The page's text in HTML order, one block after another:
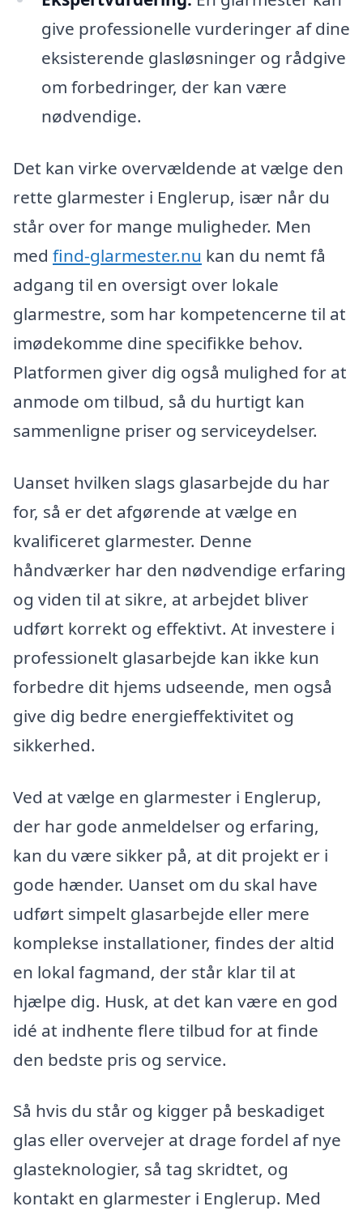
give professionelle vurderinger af dine
eksisterende glasløsninger og rådgive
om forbedringer, der kan være
nødvendige.
Det kan virke overvældende at vælge den
rette glarmester i Englerup, især når du
står over for mange muligheder. Men
med find-glarmester.nu kan du nemt få
adgang til en oversigt over lokale
glarmestre, som har kompetencerne til at
imødekomme dine specifikke behov.
Platformen giver dig også mulighed for at
anmode om tilbud, så du hurtigt kan
sammenligne priser og serviceydelser.
Uanset hvilken slags glasarbejde du har
for, så er det afgørende at vælge en
kvalificeret glarmester. Denne
håndværker har den nødvendige erfaring
og viden til at sikre, at arbejdet bliver
udført korrekt og effektivt. At investere i
professionelt glasarbejde kan ikke kun
forbedre dit hjems udseende, men også
give dig bedre energieffektivitet og
sikkerhed.
Ved at vælge en glarmester i Englerup,
der har gode anmeldelser og erfaring,
kan du være sikker på, at dit projekt er i
gode hænder. Uanset om du skal have
udført simpelt glasarbejde eller mere
komplekse installationer, findes der altid
en lokal fagmand, der står klar til at
hjælpe dig. Husk, at det kan være en god
idé at indhente flere tilbud for at finde
den bedste pris og service.
Så hvis du står og kigger på beskadiget
glas eller overvejer at drage fordel af nye
glasteknologier, så tag skridtet, og
kontakt en glarmester i Englerup. Med